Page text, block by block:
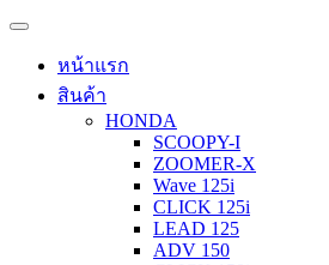
หน้าแรก
สินค้า
HONDA
SCOOPY-I
ZOOMER-X
Wave 125i
CLICK 125i
LEAD 125
ADV 150